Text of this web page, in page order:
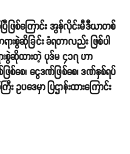
ြစ်ကြောင်း အွန်လိုင်းမီဒီယာတစ်
းစွဲဆိုခြင်း ခံရတာလည်း ဖြစ်ပါ
စွဲဆိုထားတဲ့ ပုဒ်မ ၄၁၇ ဟာ
စ်စေ၊ ငွေဒဏ်ဖြစ်စေ၊ ဒဏ်နှစ်ရပ်
ပဒေမှာ ပြဌာန်းထားကြောင်း